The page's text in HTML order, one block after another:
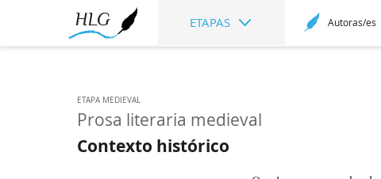
ETAPAS Autoras/es
ETAPA MEDIEVAL
Prosa literaria medieval
Contexto histórico